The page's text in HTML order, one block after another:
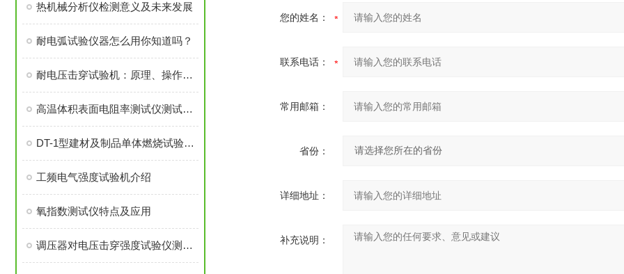
热机械分析仪检测意义及未来发展
耐电弧试验仪器怎么用你知道吗？
耐电压击穿试验机：原理、操作与维护
高温体积表面电阻率测试仪测试的重要性
DT-1型建材及制品单体燃烧试验装置介绍
工频电气强度试验机介绍
氧指数测试仪特点及应用
调压器对电压击穿强度试验仪测量精度影响分析
您的姓名：
联系电话：
常用邮箱：
省份：
详细地址：
补充说明：